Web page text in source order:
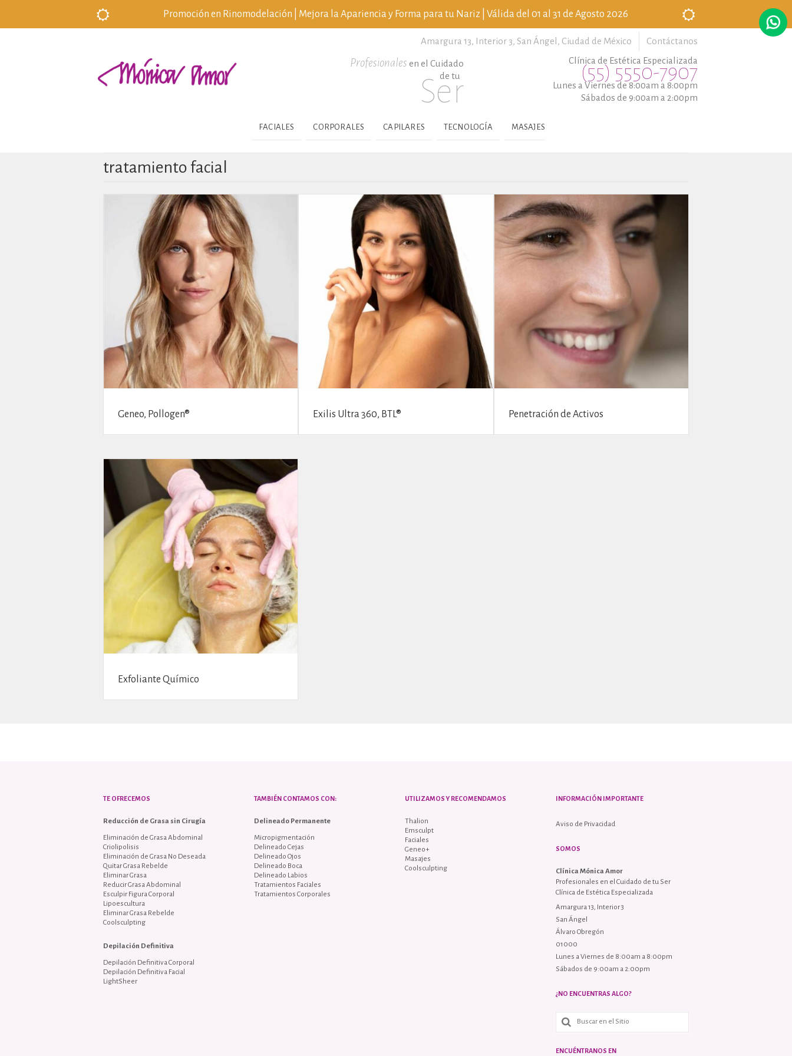
Promoción en Rinomodelación | Mejora la Apariencia y Forma para tu Nariz | Válida del 01 al 31 de Agosto 2026
Contáctanos
Amargura 13, Interior 3, San Ángel, Ciudad de México
Profesionales en el Cuidado
de tu
Ser
Clínica de Estética Especializada
(55) 5550-7907
Lunes a Viernes de 8:00am a 8:00pm
Sábados de 9:00am a 2:00pm
FACIALES CORPORALES CAPILARES TECNOLOGÍA MASAJES
tratamiento facial
Geneo, Pollogen® Exilis Ultra 360, BTL® Penetración de Activos
Exfoliante Químico
TE OFRECEMOS
Reducción de Grasa sin Cirugía
Eliminación de Grasa Abdominal
Criolipolisis
Eliminación de Grasa No Deseada
Quitar Grasa Rebelde
Eliminar Grasa
Reducir Grasa Abdominal
Esculpir Figura Corporal
Lipoescultura
Eliminar Grasa Rebelde
Coolsculpting
Depilación Definitiva
Depilación Definitiva Corporal
Depilación Definitiva Facial
LightSheer
TAMBIÉN CONTAMOS CON:
Delineado Permanente
Micropigmentación
Delineado Cejas
Delineado Ojos
Delineado Boca
Delineado Labios
Tratamientos Faciales
Tratamientos Corporales
UTILIZAMOS Y RECOMENDAMOS
Thalion
Emsculpt
Faciales
Geneo+
Masajes
Coolsculpting
INFORMACIÓN IMPORTANTE
Aviso de Privacidad
SOMOS
Clínica Mónica Amor
Profesionales en el Cuidado de tu Ser
Clínica de Estética Especializada
Amargura 13, Interior 3
San Ángel
Álvaro Obregón
01000
Lunes a Viernes de 8:00am a 8:00pm
Sábados de 9:00am a 2:00pm
¿NO ENCUENTRAS ALGO?
ENCUÉNTRANOS EN